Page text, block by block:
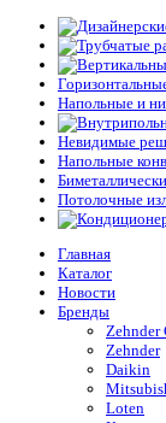
Напольные и
Невидимые
Напольные
Потолочные
Главная
Каталог
Новости
Бренды
Zehnder
Zehnder
Daikin
Loten